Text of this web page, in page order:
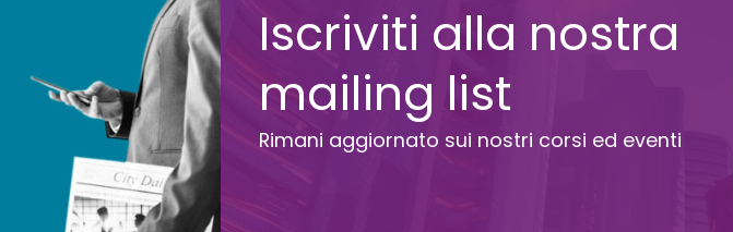
Iscriviti alla nostra
mailing list
Rimani aggiornato sui nostri corsi ed eventi